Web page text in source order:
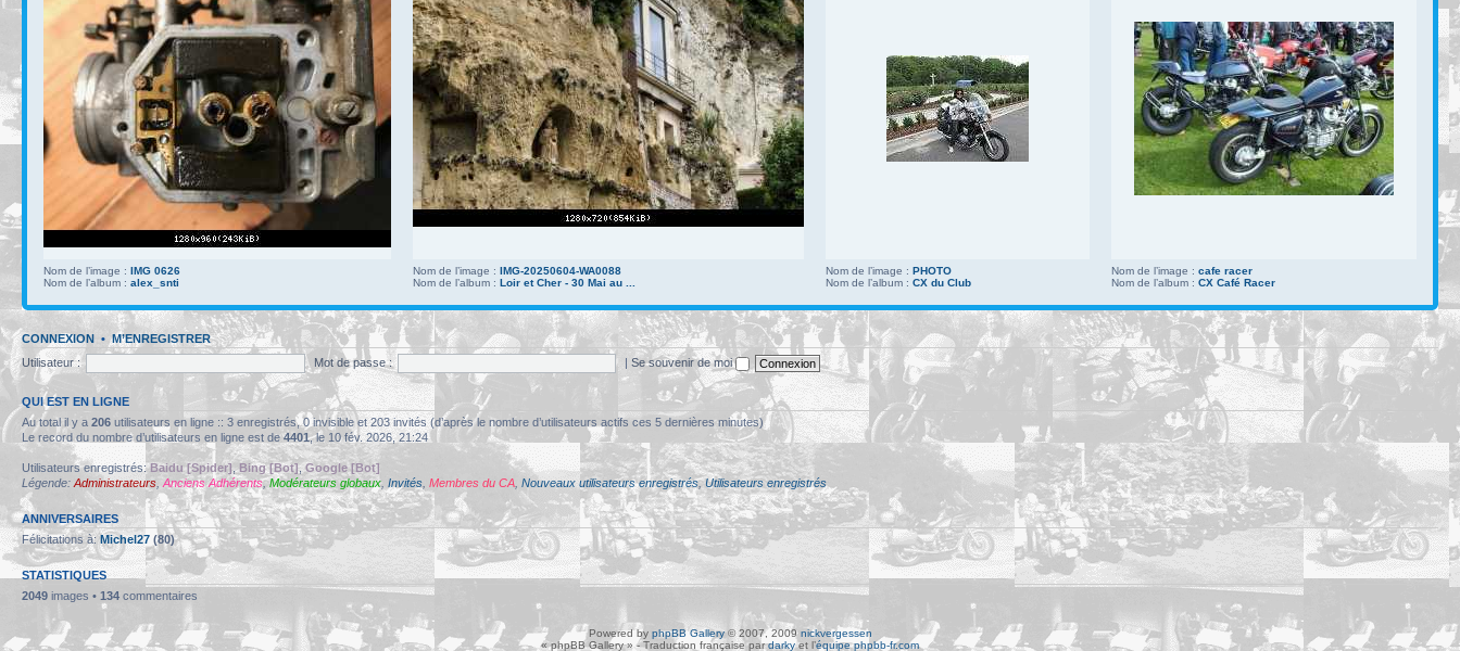
Nom de l’image :
IMG 0626
Nom de l’album : alex_snti
Nom de l’image :
IMG-20250604-WA0088
Nom de l’album : Loir et Cher - 30 Mai au ...
Nom de l’image : PHOTO
Nom de l’album : CX du Club
Nom de l’image : cafe racer
Nom de l’album : CX Café Racer
CONNEXION •M’ENREGISTRER
Utilisateur :
Mot de passe : |Se souvenir de moi
QUI EST EN LIGNE
Au total il y a 206 utilisateurs en ligne :: 3 enregistrés, 0 invisible et 203 invités (d’après le nombre d’utilisateurs actifs ces 5 dernières minutes)
Le record du nombre d’utilisateurs en ligne est de4401, le 10 fév. 2026, 21:24
Utilisateurs enregistrés:Baidu [Spider] ,Bing [Bot] , Google [Bot]
Légende: Administrateurs Anciens Adhérents,Modérateurs globaux Invités Membres du CA Nouveaux utilisateurs enregistrés,Utilisateurs enregistrés
ANNIVERSAIRES
Félicitations à:Michel27 (80)
STATISTIQUES
2049 images • 134 commentaires
Powered by phpBB Gallery© 2007, 2009nickvergessen
« phpBB Gallery » - Traduction française pardarkyet l’équipe phpbb-fr.com